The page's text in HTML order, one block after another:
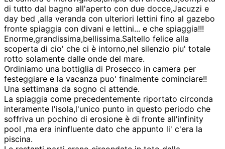
di tutto dal bagno all'aperto con due docce,Jacuzzi e
day bed ,alla veranda con ulteriori lettini fino al gazebo
fronte spiaggia con divani e lettini... e che spiaggia!!!
Enorme,grandissima,bellissima.Saltello felice alla
scoperta di cio' che ci è intorno,nel silenzio piu' totale
rotto solamente dalle onde del mare.
Ordiniamo una bottiglia di Prosecco in camera per
festeggiare e la vacanza puo' finalmente cominciare!!
Una settimana da sogno ci attende.
La spiaggia come precedentemente riportato circonda
interamente l'isola,l'unico punto in questo periodo che
soffriva un pochino di erosione è di fronte all'infinity
pool ,ma era ininfluente dato che appunto li' c'era la
piscina.